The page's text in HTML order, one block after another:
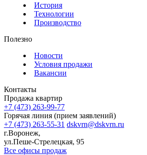
История
Технологии
Производство
Полезно
Новости
Условия продажи
Вакансии
Контакты
Продажа квартир
+7 (473) 263-99-77
Горячая линия (прием заявлений)
+7 (473) 263-55-31 dskvrn@dskvrn.ru
г.Воронеж,
ул.Пеше-Стрелецкая, 95
Все офисы продаж